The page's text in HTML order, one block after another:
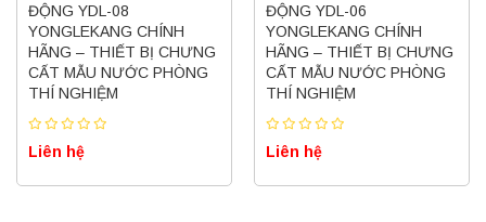
ĐỘNG YDL-08
YONGLEKANG CHÍNH
HÃNG – THIẾT BỊ CHƯNG
CẤT MẪU NƯỚC PHÒNG
THÍ NGHIỆM
Liên hệ
ĐỘNG YDL-06
YONGLEKANG CHÍNH
HÃNG – THIẾT BỊ CHƯNG
CẤT MẪU NƯỚC PHÒNG
THÍ NGHIỆM
Liên hệ